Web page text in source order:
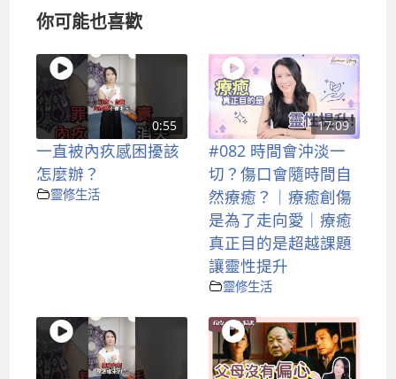
你可能也喜歡
0:55
一直被內疚感困擾該
怎麼辦？
靈修生活
17:09
#082 時間會沖淡一
切？傷口會隨時間自
然療癒？｜療癒創傷
是為了走向愛｜療癒
真正目的是超越課題
讓靈性提升
靈修生活